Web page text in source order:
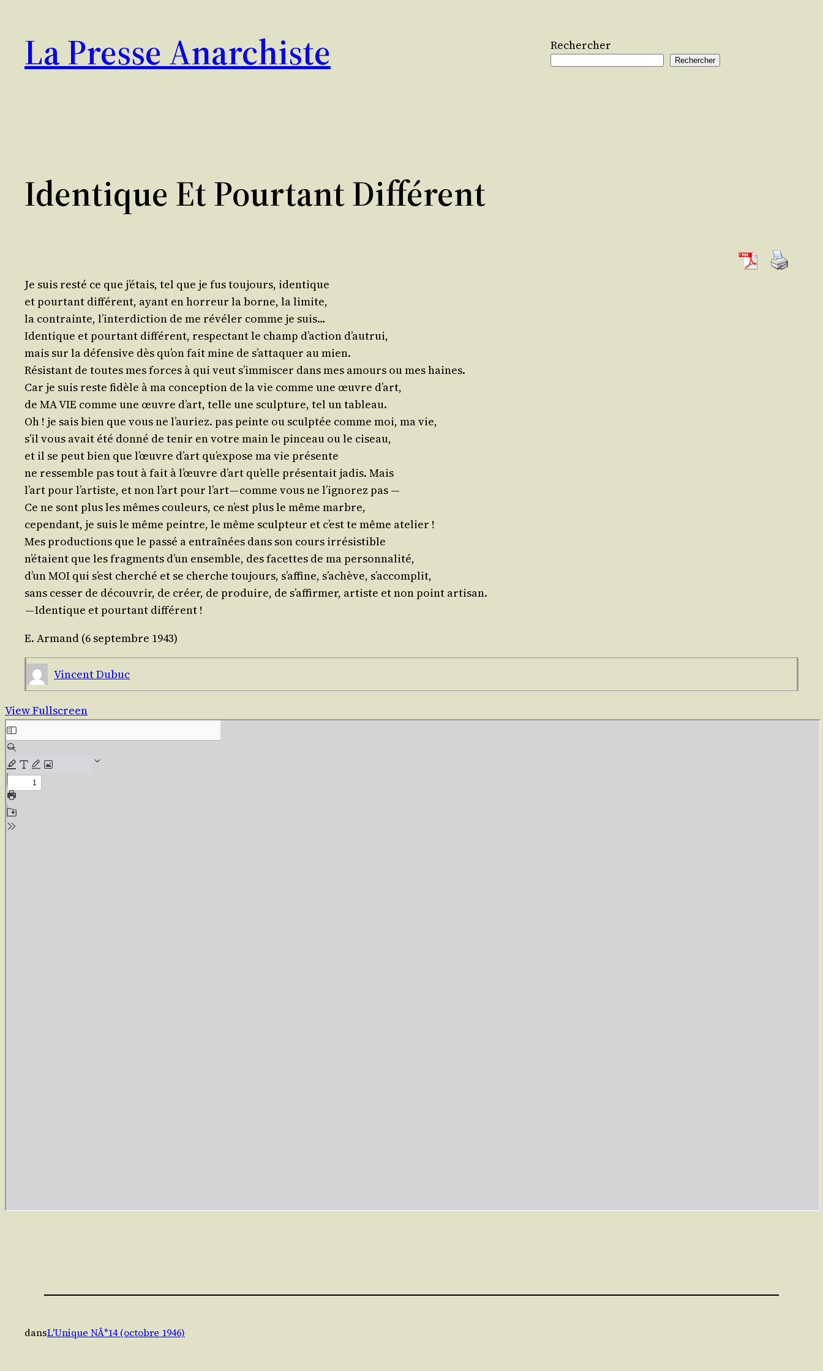
contenu
La Presse Anarchiste Rechercher
Rechercher
Identique Et Pourtant Différent
Je suis res­té ce que j’é­tais, tel que je fus tou­jours, identique
et pour­tant dif­fé­rent, ayant en hor­reur la borne, la limite,
la contrainte, l’in­ter­dic­tion de me révé­ler comme je suis…
Iden­tique et pour­tant dif­fé­rent, res­pec­tant le champ d’ac­tion d’autrui,
mais sur la défen­sive dès qu’on fait mine de s’at­ta­quer au mien.
Résis­tant de toutes mes forces à qui veut s’im­mis­cer dans mes amours ou mes haines.
Car je suis reste fidèle à ma concep­tion de la vie comme une œuvre d’art,
de MA VIE comme une œuvre d’art, telle une sculp­ture, tel un tableau.
Oh ! je sais bien que vous ne l’au­riez. pas peinte ou sculp­tée comme moi, ma vie,
s’il vous avait été don­né de tenir en votre main le pin­ceau ou le ciseau,
et il se peut bien que l’œuvre d’art qu’ex­pose ma vie présente
ne res­semble pas tout à fait à l’œuvre d’art qu’elle pré­sen­tait jadis. Mais
l’art pour l’ar­tiste, et non l’art pour l’art — comme vous ne l’i­gno­rez pas —
Ce ne sont plus les mêmes cou­leurs, ce n’est plus le même marbre,
cepen­dant, je suis le même peintre, le même sculp­teur et c’est te même atelier !
Mes pro­duc­tions que le pas­sé a entraî­nées dans son cours irrésistible
n’é­taient que les frag­ments d’un ensemble, des facettes de ma personnalité,
d’un MOI qui s’est cher­ché et se cherche tou­jours, s’af­fine, s’a­chève, s’accomplit,
sans ces­ser de décou­vrir, de créer, de pro­duire, de s’af­fir­mer, artiste et non point artisan.
— Iden­tique et pour­tant différent !
E. Armand (6 sep­tembre 1943)
Vincent Dubuc
View Fullscreen
dansL'Unique NÂ°14 (octobre 1946)